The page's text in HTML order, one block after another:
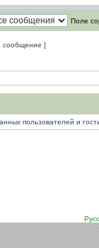
Поле
сообщение ]
пользователей и